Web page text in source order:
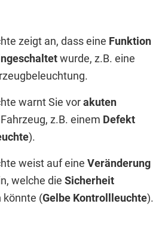
zeigt an, dass eine Funktion
wurde, z.B. eine
warnt Sie vorakuten
z.B. einem Defekt
).
weist auf eine Veränderung
welche die Sicherheit
könnte (Gelbe Kontrollleuchte).